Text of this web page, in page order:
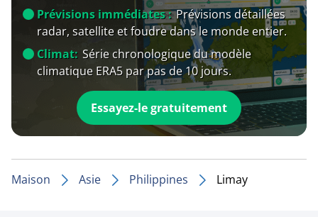
Prévisions immédiates : Prévisions détaillées
radar, satellite et foudre dans le monde entier.
Climat: Série chronologique du modèle
climatique ERA5 par pas de 10 jours.
Essayez-le gratuitement
Maison Asie Philippines Limay